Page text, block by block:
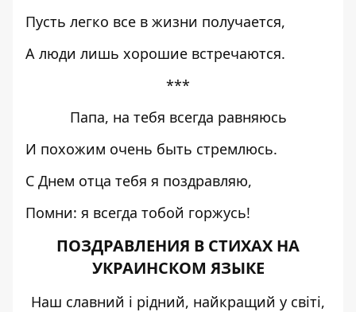
Пусть легко все в жизни получается,
А люди лишь хорошие встречаются.
***
Папа, на тебя всегда равняюсь
И похожим очень быть стремлюсь.
С Днем отца тебя я поздравляю,
Помни: я всегда тобой горжусь!
ПОЗДРАВЛЕНИЯ В СТИХАХ НА
УКРАИНСКОМ ЯЗЫКЕ
Наш славний і рідний, найкращий у світі,